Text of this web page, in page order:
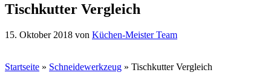
Tischkutter Vergleich
15. Oktober 2018 von Küchen-Meister Team
Startseite » Schneidewerkzeug » Tischkutter Vergleich